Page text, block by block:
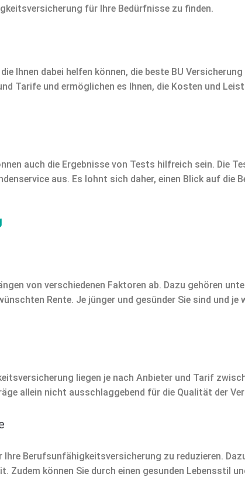
für Ihre Bedürfnisse zu finden.
Ihnen dabei helfen können, die beste BU
Tarife und ermöglichen es Ihnen, die Kosten und
auch die Ergebnisse von Tests hilfreich sein. Die
aus. Es lohnt sich daher, einen Blick auf die
von verschiedenen Faktoren ab. Dazu gehören
Rente. Je jünger und gesünder Sie sind und
liegen je nach Anbieter und Tarif
allein nicht ausschlaggebend für die Qualität der
Berufsunfähigkeitsversicherung zu reduzieren.
Zudem können Sie durch einen gesunden Lebensstil